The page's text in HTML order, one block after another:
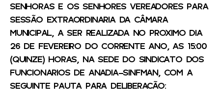
SENHORAS E OS SENHORES VEREADORES PARA
SESSÃO EXTRAORDINARIA DA CÂMARA
MUNICIPAL, A SER REALIZADA NO PROXIMO DIA
26 DE FEVEREIRO DO CORRENTE ANO, AS 15:00
(QUINZE) HORAS, NA SEDE DO SINDICATO DOS
FUNCIONARIOS DE ANADIA-SINFMAN, COM A
SEGUINTE PAUTA PARA DELIBERACÃO: